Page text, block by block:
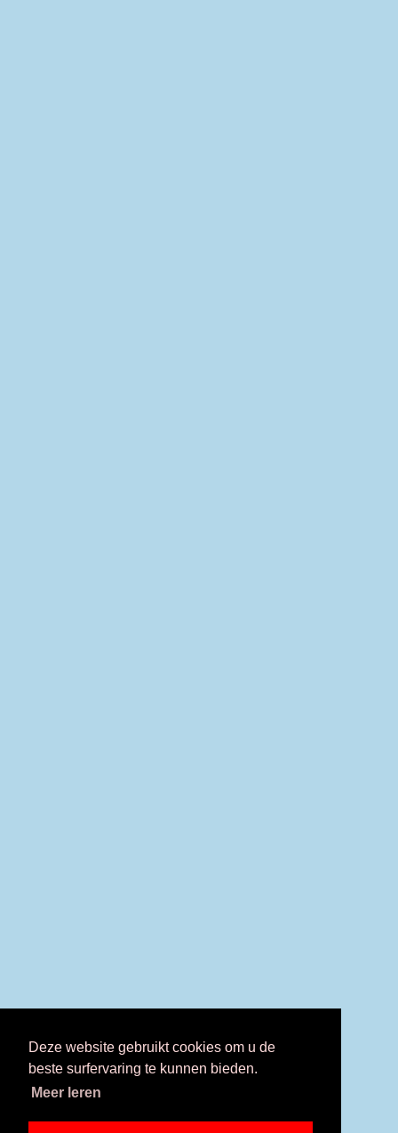
Deze website gebruikt cookies om u de
beste surfervaring te kunnen bieden.
Meer leren